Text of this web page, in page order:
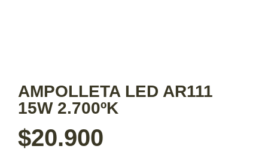
AMPOLLETA LED AR111
15W 2.700ºK
$20.900